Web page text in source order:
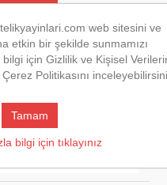
web sitesini ve
etkin bir şekilde sunmamızı
bilgi için Gizlilik ve Kişisel
Politikasını
Tamam
bilgi için tıklayınız